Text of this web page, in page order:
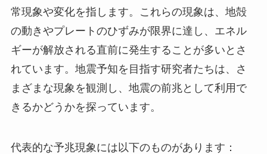
常現象や変化を指します。これらの現象は、地殻
の動きやプレートのひずみが限界に達し、エネル
ギーが解放される直前に発生することが多いとさ
れています。地震予知を目指す研究者たちは、さ
まざまな現象を観測し、地震の前兆として利用で
きるかどうかを探っています。
代表的な予兆現象には以下のものがあります：